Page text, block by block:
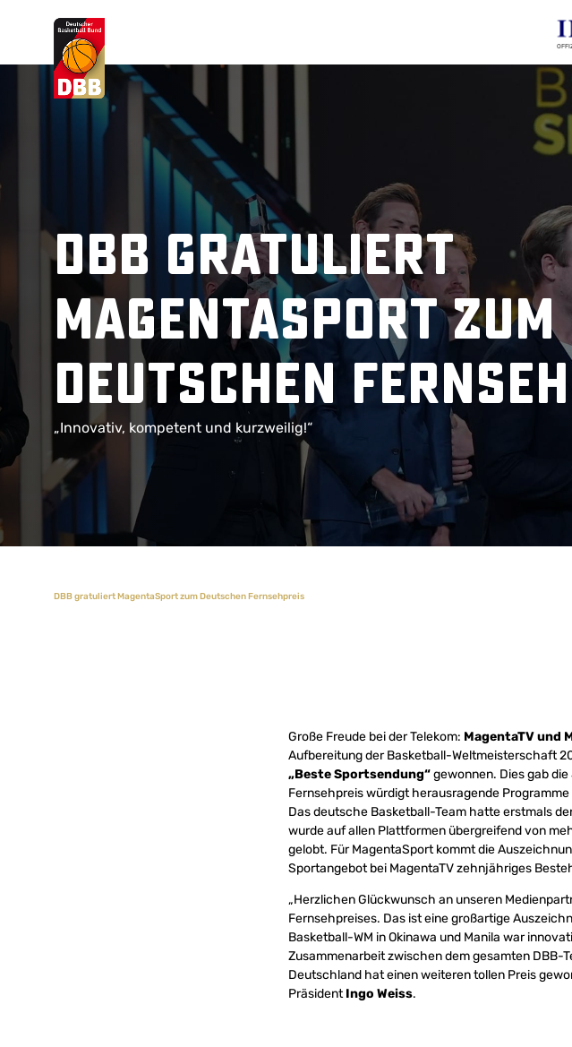
Suchvorschläge
DBB gratuliert
MagentaSport zum
Deutschen
„Innovativ, kompetent und kurzweilig!“
DBB gratuliert MagentaSport zum Deutschen Fernsehpreis
Große Freude bei der Telekom: MagentaTV und
Aufbereitung der Basketball-Weltmeisterschaft
„Beste Sportsendung“gewonnen. Dies gab
Fernsehpreis würdigt herausragende
Das deutsche Basketball-Team hatte erstmals
wurde auf allen Plattformen übergreifend von
gelobt. Für MagentaSport kommt die
Sportangebot bei MagentaTV zehnjähriges
„Herzlichen Glückwunsch an unseren
Fernsehpreises. Das ist eine großartige
Basketball-WM in Okinawa und Manila war
Zusammenarbeit zwischen dem gesamten DBB-
Deutschland hat einen weiteren tollen Preis
PräsidentIngo Weiss.